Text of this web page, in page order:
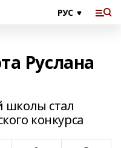
Руслана
школы стал
конкурса